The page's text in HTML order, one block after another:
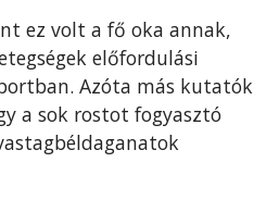
ez volt a fő oka annak,
előfordulási
Azóta más kutatók
a sok rostot fogyasztó